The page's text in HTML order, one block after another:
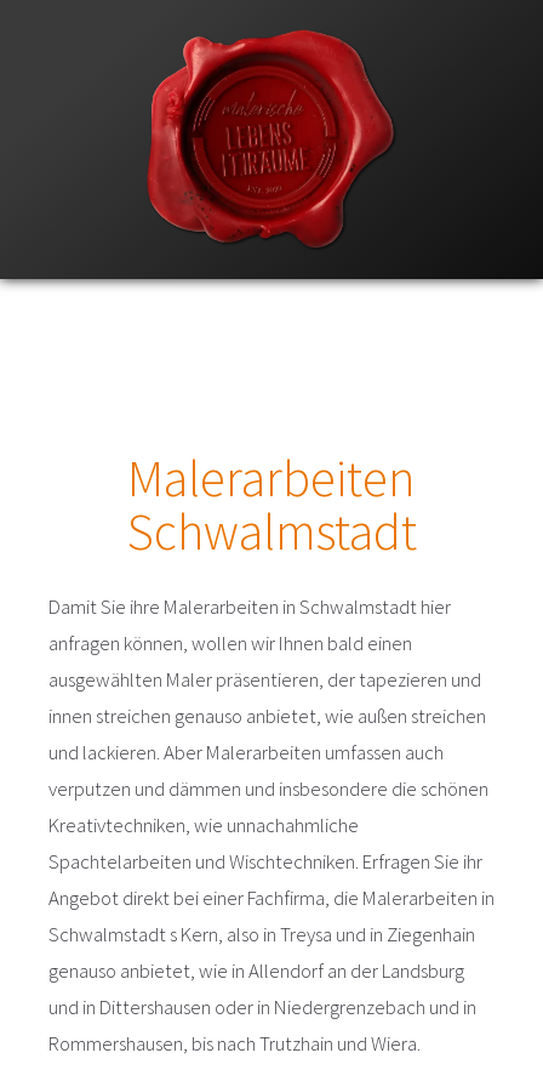
Malerarbeiten
Schwalmstadt
Damit Sie ihre Malerarbeiten in Schwalmstadt hier
anfragen können, wollen wir Ihnen bald einen
ausgewählten Maler präsentieren, der tapezieren und
innen streichen genauso anbietet, wie außen streichen
und lackieren. Aber Malerarbeiten umfassen auch
verputzen und dämmen und insbesondere die schönen
Kreativtechniken, wie unnachahmliche
Spachtelarbeiten und Wischtechniken. Erfragen Sie ihr
Angebot direkt bei einer Fachfirma, die Malerarbeiten in
Schwalmstadt s Kern, also in Treysa und in Ziegenhain
genauso anbietet, wie in Allendorf an der Landsburg
und in Dittershausen oder in Niedergrenzebach und in
Rommershausen, bis nach Trutzhain und Wiera.